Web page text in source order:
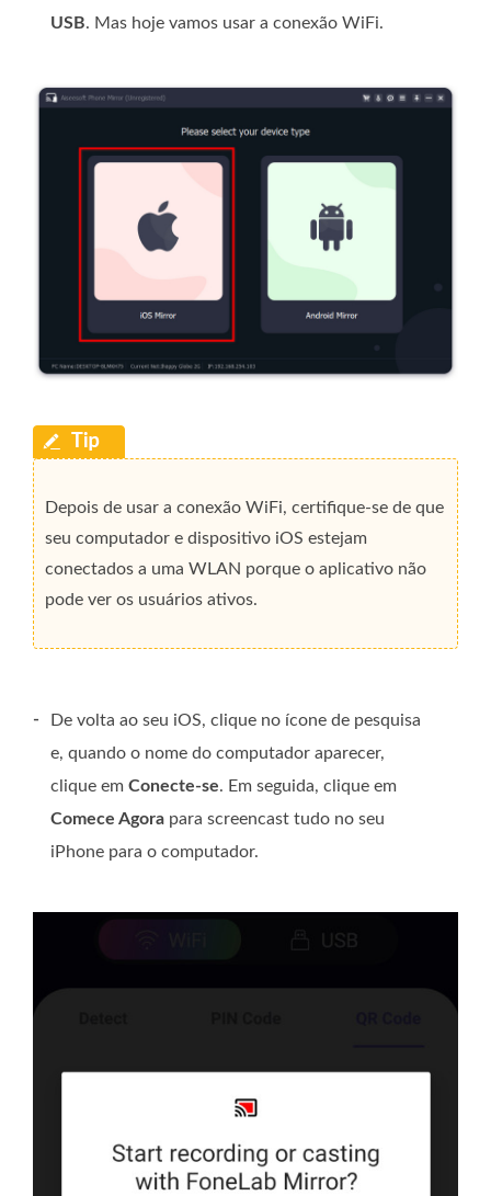
USB. Mas hoje vamos usar a conexão WiFi.
Depois de usar a conexão WiFi, certifique-se de que
seu computador e dispositivo iOS estejam
conectados a uma WLAN porque o aplicativo não
pode ver os usuários ativos.
-
De volta ao seu iOS, clique no ícone de pesquisa
e, quando o nome do computador aparecer,
clique em Conecte-se. Em seguida, clique em
Comece Agora para screencast tudo no seu
iPhone para o computador.